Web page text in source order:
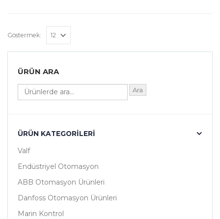
Göstermek:
ÜRÜN ARA
Ara
ÜRÜN KATEGORILERI
Valf
Endüstriyel Otomasyon
ABB Otomasyon Ürünleri
Danfoss Otomasyon Ürünleri
Marin Kontrol